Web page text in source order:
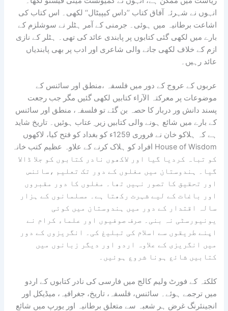
انہوں نے شہرئہ آفاق کتاب ’’داس کیپیٹال‘‘ لکھی۔ اس کتاب کی
اشاعت برطانیہ میں ہوئی۔ جرمنی کے آمر ہٹلر نے سوشلزم کے
بارے میں لکھی گئی کتابوں پر پابندی عائد کی تھی۔ ہٹلر کے نازی
ازم کے خلاف لکھی جانے والی شاعری اور ادب پر بھی پابندیاں
عائد رہیں۔
عربوں کے عروج کے دور میں فلسفہ ،منطق اور سائنس کے
موضوعات پر معرکتہ الآراء کتابیں لکھی گئیں مگر جب رجعت
پسند دانش ور دربار کا حصہ بن گئے تو فلسفہ، منطق اور سائنس
کے بارے میں شائع ہونے والی کتابیں زیر ِ عتاب ہوئیں۔ تاریخ شاید
ہے کہ ہلاکو خان نے فروری 1259ء کو بغداد کو فتح کیا، لاکھوں
افراد کو ہلاک کرنے کے علاوہ عظیم کتب خانہ House of Wisdom
کو تباہ کردیا گیا اور لاکھوں نادر کتابوں کو جلا ڈالا
گیا۔ ہندوستان میں مغلوں کے دور تک تعلیم ،سائنس
اور تحقیق کا تصور نہیں تھا۔ مغلوں کا دور مقبروں
اور باغات کے لیے شہرت رکھتا ہے۔ مسلمانوں کے ہزار
سالہ اقتدار کے دور میں ہندوستان میں کوئی
یونیورسٹی نہ بنی۔ صرف صوفیوں اور علماء کرام نے
اپنے طریقوں سے اسلام کی تبلیغ کی۔ انگریزوں کے دور
میں انگریزی کے علاوہ اردو اور دیگر زبانوں میں
کتابیں شائع ہونا شروع ہوئیں۔
کلکتہ کے فورٹ ولیم کالج میں فارسی کی نادر کتابوں کے اردو
میں ترجمے ہوئے۔ سائنس، فلسفہ، تاریخ، جغرافیہ، میڈیکل اور
انجینئرنگ غرض ہر شعبہ سے متعلق برطانیہ اور یورپ میں شائع